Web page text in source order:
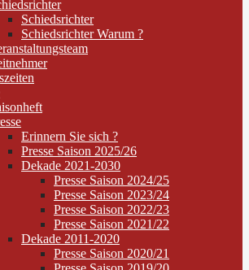
Schiedsrichter
Schiedsrichter Warum ?
Erinnern Sie sich ?
Presse Saison 2025/26
Dekade 2021-2030
Presse Saison 2024/25
Presse Saison 2023/24
Presse Saison 2022/23
Presse Saison 2021/22
Dekade 2011-2020
Presse Saison 2020/21